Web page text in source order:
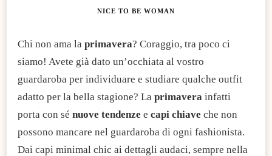
NICE TO BE WOMAN
Chi non ama la primavera? Coraggio, tra poco ci
siamo! Avete già dato un’occhiata al vostro
guardaroba per individuare e studiare qualche outfit
adatto per la bella stagione? La primavera infatti
porta con sé nuove tendenze e capi chiave che non
possono mancare nel guardaroba di ogni fashionista.
Dai capi minimal chic ai dettagli audaci, sempre nella